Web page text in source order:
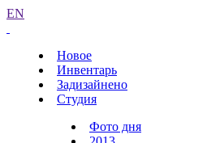
EN
Новое
Инвентарь
Задизайнено
Студия
Фото дня